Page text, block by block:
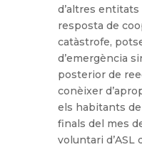
d’altres
resposta de
catàstrofe,
d’emergència
posterior de
conèixer
els habitants
finals del mes
voluntari